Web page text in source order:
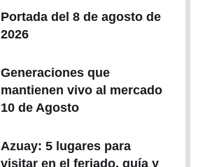
Portada del 8 de agosto de
2026
Generaciones que
mantienen vivo al mercado
10 de Agosto
Azuay: 5 lugares para
visitar en el feriado, guía y